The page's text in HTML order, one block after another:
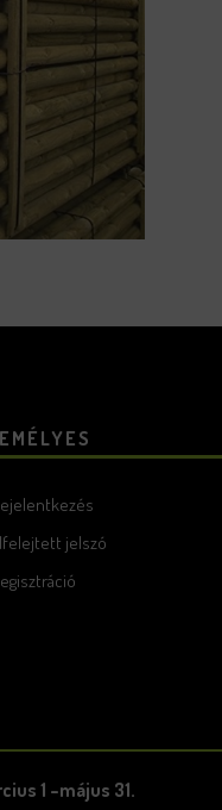
jelszó
1 –május 31.